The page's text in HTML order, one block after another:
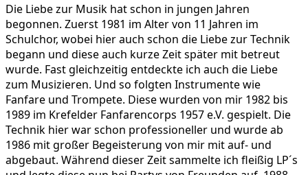
Die Liebe zur Musik hat schon in jungen Jahren
begonnen. Zuerst 1981 im Alter von 11 Jahren im
Schulchor, wobei hier auch schon die Liebe zur Technik
begann und diese auch kurze Zeit später mit betreut
wurde. Fast gleichzeitig entdeckte ich auch die Liebe
zum Musizieren. Und so folgten Instrumente wie
Fanfare und Trompete. Diese wurden von mir 1982 bis
1989 im Krefelder Fanfarencorps 1957 e.V. gespielt. Die
Technik hier war schon professioneller und wurde ab
1986 mit großer Begeisterung von mir mit auf- und
abgebaut. Während dieser Zeit sammelte ich fleißig LP´s